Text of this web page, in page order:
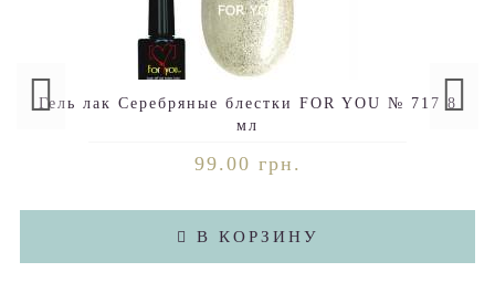
Гель лак Серебряные блестки FOR YOU № 717 8
мл
99.00 грн.
В КОРЗИНУ